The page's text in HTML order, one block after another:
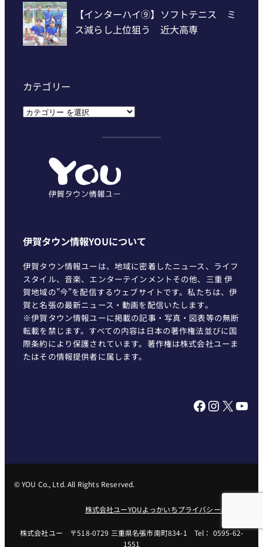
カテゴリー
カ
伊賀タウン情報YOUについて
伊賀タウン情報ユーは、地域に密着したニュース、ライフ
スタイル、音楽、エンターテインメントその他、三重 伊
賀地域の"今"を配信するウェブサイトです。私たちは、伊
賀と名張の最新ニュース・動画を配信いたします。
※伊賀タウン情報ユーに掲載の記事・写真・図表等の無断
転載を禁じます。すべての内容は日本の著作権法並びに国
際条約により保護されています。著作権は株式会社ユーま
たはその情報提供者に属します。
Facebook InstagramX YouTube
© YOU Co., Ltd. All Rights Reserved.
株式会社ユーYOUよっかいちプライバシーポリシー
株式会社ユー 〒518-0729 三重県名張市南町834-1 Tel： 0595-62-
1551